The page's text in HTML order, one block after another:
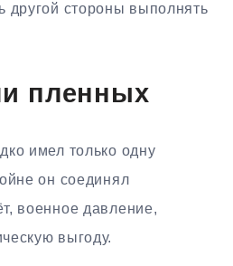
другой стороны выполнять
пленных
имел только одну
он соединял
военное давление,
выгоду.